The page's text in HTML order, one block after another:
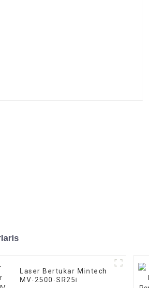
Laser Bertukar Mintech
MV-2500-SR25i